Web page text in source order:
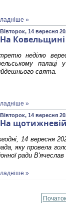
»
Вівторок, 14 вересня
На Ковельщині
неділю
палаці
свята.
»
Вівторок, 14 вересня
На щотижневій
14 вересня
яку провела
ради
»
Початок